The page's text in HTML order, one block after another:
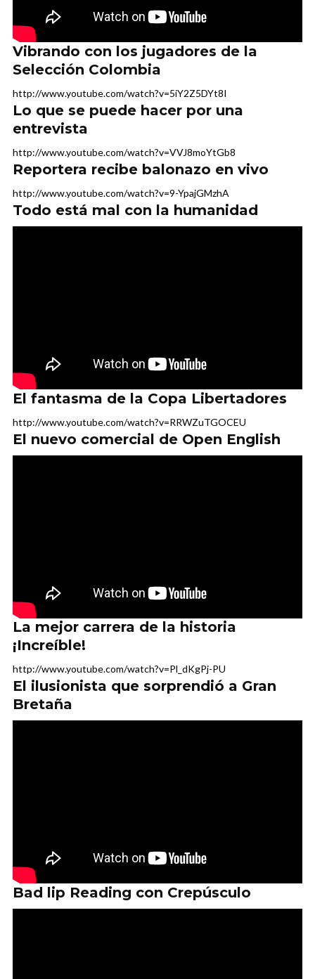
Vibrando con los jugadores de la
Selección Colombia
http://www.youtube.com/watch?v=5iY2Z5DYt8I
Lo que se puede hacer por una
entrevista
http://www.youtube.com/watch?v=VVJ8moYtGb8
Reportera recibe balonazo en vivo
http://www.youtube.com/watch?v=9-YpajGMzhA
Todo está mal con la humanidad
El fantasma de la Copa Libertadores
http://www.youtube.com/watch?v=RRWZuTGOCEU
El nuevo comercial de Open English
La mejor carrera de la historia
¡Increíble!
http://www.youtube.com/watch?v=Pl_dKgPj-PU
El ilusionista que sorprendió a Gran
Bretaña
Bad lip Reading con Crepúsculo